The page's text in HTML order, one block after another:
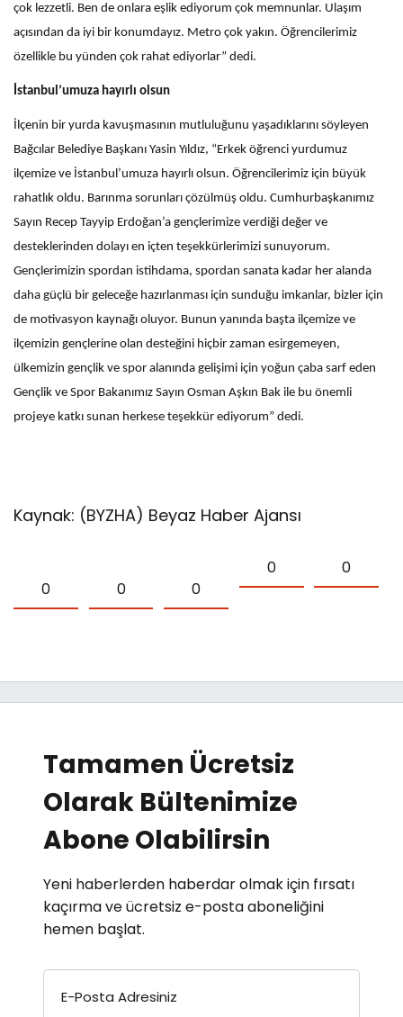
çok lezzetli. Ben de onlara eşlik ediyorum çok memnunlar. Ulaşım
açısından da iyi bir konumdayız. Metro çok yakın. Öğrencilerimiz
özellikle bu yünden çok rahat ediyorlar” dedi.
İstanbul’umuza hayırlı olsun
İlçenin bir yurda kavuşmasının mutluluğunu yaşadıklarını söyleyen
Bağcılar Belediye Başkanı Yasin Yıldız, “Erkek öğrenci yurdumuz
ilçemize ve İstanbul’umuza hayırlı olsun. Öğrencilerimiz için büyük
rahatlık oldu. Barınma sorunları çözülmüş oldu. Cumhurbaşkanımız
Sayın Recep Tayyip Erdoğan’a gençlerimize verdiği değer ve
desteklerinden dolayı en içten teşekkürlerimizi sunuyorum.
Gençlerimizin spordan istihdama, spordan sanata kadar her alanda
daha güçlü bir geleceğe hazırlanması için sunduğu imkanlar, bizler için
de motivasyon kaynağı oluyor. Bunun yanında başta ilçemize ve
ilçemizin gençlerine olan desteğini hiçbir zaman esirgemeyen,
ülkemizin gençlik ve spor alanında gelişimi için yoğun çaba sarf eden
Gençlik ve Spor Bakanımız Sayın Osman Aşkın Bak ile bu önemli
projeye katkı sunan herkese teşekkür ediyorum” dedi.
Kaynak: (BYZHA) Beyaz Haber Ajansı
0 0 0
0 0
Tamamen Ücretsiz
Olarak Bültenimize
Abone Olabilirsin
Yeni haberlerden haberdar olmak için fırsatı
kaçırma ve ücretsiz e-posta aboneliğini
hemen başlat.
E-Posta Adresiniz